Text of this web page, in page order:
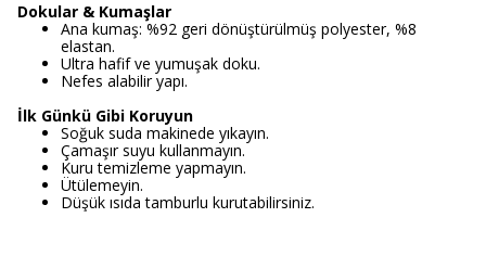
Dokular & Kumaşlar
Ana kumaş: %92 geri dönüştürülmüş polyester, %8
elastan.
Ultra hafif ve yumuşak doku.
Nefes alabilir yapı.
İlk Günkü Gibi Koruyun
Soğuk suda makinede yıkayın.
Çamaşır suyu kullanmayın.
Kuru temizleme yapmayın.
Ütülemeyin.
Düşük ısıda tamburlu kurutabilirsiniz.